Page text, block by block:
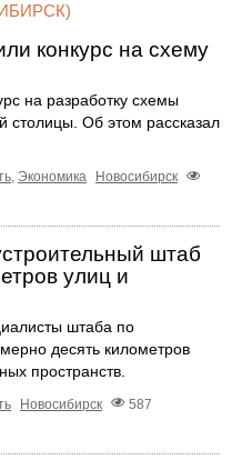
конкурс на схему
на разработку схемы
столицы. Об этом рассказал
, Экономика
Новосибирск
штаб
улиц и
штаба по
десять километров
пространств.
Новосибирск
587